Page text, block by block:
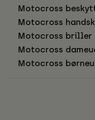
Motocross
Motocross
Motocross briller
Motocross
Motocross